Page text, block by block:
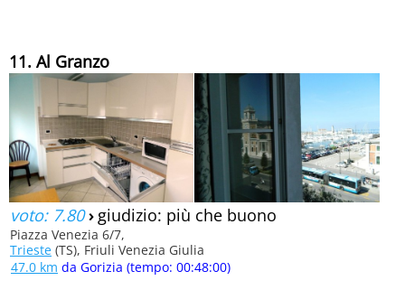
11. Al Granzo
voto: 7.80› giudizio: più che buono
Piazza Venezia 6/7,
Trieste (TS), Friuli Venezia Giulia
47.0 km da Gorizia (tempo: 00:48:00)